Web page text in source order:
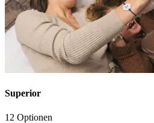
Superior
12 Optionen